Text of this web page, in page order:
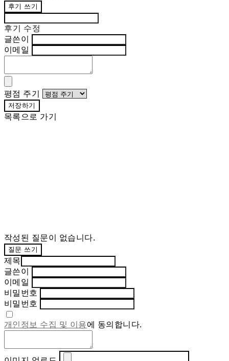
후기 쓰기
후기 수정
글쓴이
이메일
평점 주기
저장하기
목록으로 가기
작성된 질문이 없습니다.
질문 쓰기
제목
글쓴이
이메일
비밀번호
비밀번호
개인정보 수집 및 이용에 동의합니다.